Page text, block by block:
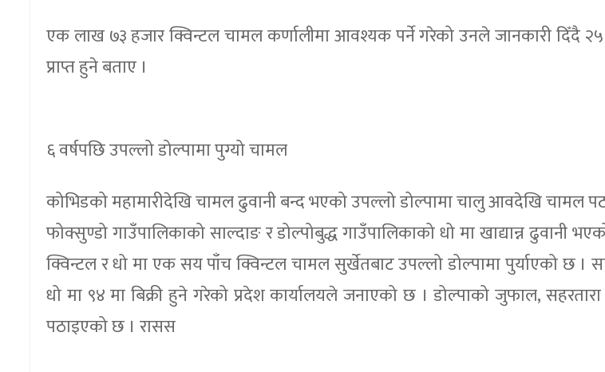
एक लाख ७३ हजार क्विन्टल चामल कर्णालीमा आवश्यक पर्ने गरेको उनले जानकारी दिँदै
प्राप्त हुने बताए ।
६ वर्षपछि उपल्लो डोल्पामा पुग्यो चामल
कोभिडको महामारीदेखि चामल ढुवानी बन्द भएको उपल्लो डोल्पामा चालु आवदेखि चामल
फोक्सुण्डो गाउँपालिकाको साल्दाङ र डोल्पोबुद्ध गाउँपालिकाको धो मा खाद्यान्न ढुवानी
क्विन्टल र धो मा एक सय पाँच क्विन्टल चामल सुर्खेतबाट उपल्लो डोल्पामा पुर्याएको छ ।
धो मा ९४ मा बिक्री हुने गरेको प्रदेश कार्यालयले जनाएको छ । डोल्पाको जुफाल,
पठाइएको छ । रासस